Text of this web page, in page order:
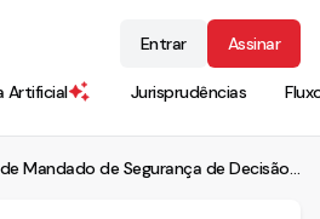
Artificial Jurisprudências
Entrar Assinar
Modelo de Mandado de Segurança de Decisão que Decreta a Intempestividade [2025] | Adv.Carlos